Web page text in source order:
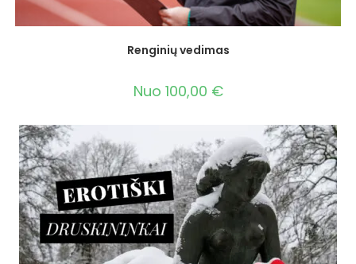
Renginių vedimas
Nuo 100,00 €